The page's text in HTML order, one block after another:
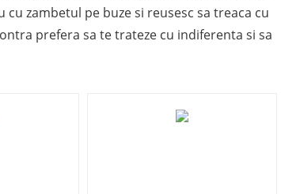
zambetul pe buze si reusesc sa treaca cu
prefera sa te trateze cu indiferenta si sa